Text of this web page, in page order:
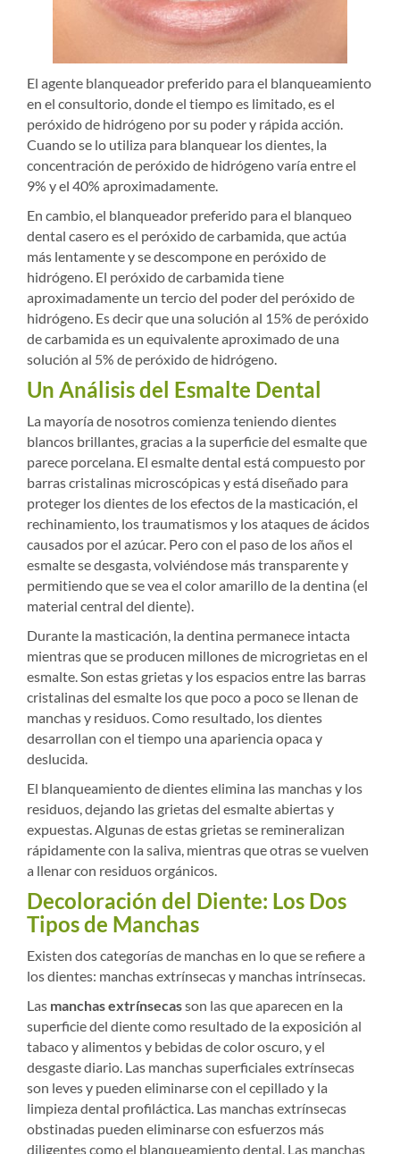
El agente blanqueador preferido para el blanqueamiento
en el consultorio, donde el tiempo es limitado, es el
peróxido de hidrógeno por su poder y rápida acción.
Cuando se lo utiliza para blanquear los dientes, la
concentración de peróxido de hidrógeno varía entre el
9% y el 40% aproximadamente.
En cambio, el blanqueador preferido para el blanqueo
dental casero es el peróxido de carbamida, que actúa
más lentamente y se descompone en peróxido de
hidrógeno. El peróxido de carbamida tiene
aproximadamente un tercio del poder del peróxido de
hidrógeno. Es decir que una solución al 15% de peróxido
de carbamida es un equivalente aproximado de una
solución al 5% de peróxido de hidrógeno.
Un Análisis del Esmalte Dental
La mayoría de nosotros comienza teniendo dientes
blancos brillantes, gracias a la superficie del esmalte que
parece porcelana. El esmalte dental está compuesto por
barras cristalinas microscópicas y está diseñado para
proteger los dientes de los efectos de la masticación, el
rechinamiento, los traumatismos y los ataques de ácidos
causados por el azúcar. Pero con el paso de los años el
esmalte se desgasta, volviéndose más transparente y
permitiendo que se vea el color amarillo de la dentina (el
material central del diente).
Durante la masticación, la dentina permanece intacta
mientras que se producen millones de microgrietas en el
esmalte. Son estas grietas y los espacios entre las barras
cristalinas del esmalte los que poco a poco se llenan de
manchas y residuos. Como resultado, los dientes
desarrollan con el tiempo una apariencia opaca y
deslucida.
El blanqueamiento de dientes elimina las manchas y los
residuos, dejando las grietas del esmalte abiertas y
expuestas. Algunas de estas grietas se remineralizan
rápidamente con la saliva, mientras que otras se vuelven
a llenar con residuos orgánicos.
Decoloración del Diente: Los Dos
Tipos de Manchas
Existen dos categorías de manchas en lo que se refiere a
los dientes: manchas extrínsecas y manchas intrínsecas.
Las manchas extrínsecasson las que aparecen en la
superficie del diente como resultado de la exposición al
tabaco y alimentos y bebidas de color oscuro, y el
desgaste diario. Las manchas superficiales extrínsecas
son leves y pueden eliminarse con el cepillado y la
limpieza dental profiláctica. Las manchas extrínsecas
obstinadas pueden eliminarse con esfuerzos más
diligentes como el blanqueamiento dental. Las manchas